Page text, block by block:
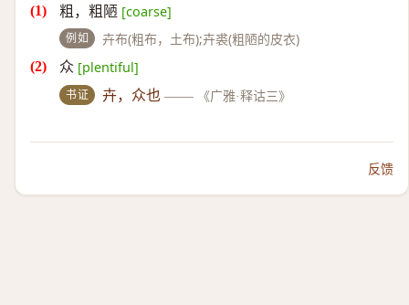
粗，粗陋 [coarse]
例如 卉布(粗布，土布);卉裘(粗陋的皮衣)
众 [plentiful]
书证 卉，众也 —— 《广雅·释诂三》
反馈